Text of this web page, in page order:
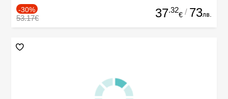
-30%
53.17€ 37.32
€ / 73лв.